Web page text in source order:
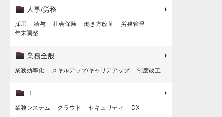
人事/労務
採用 給与 社会保険 働き方改革
労務管理
年末調整
業務全般
業務効率化 スキルアップ/キャリアアップ 制度改正
IT
業務システム クラウド セキュリティ DX